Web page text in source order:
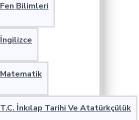
Fen Bilimleri
İngilizce
Matematik
T.C. İnkılap Tarihi Ve Atatürkçülük